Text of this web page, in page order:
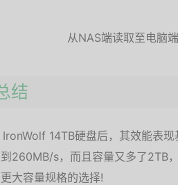
从NAS端读取至电脑
结
14TB硬盘后，其效能表
260MB/s，而且容量又多了2TB
大容量规格的选择!